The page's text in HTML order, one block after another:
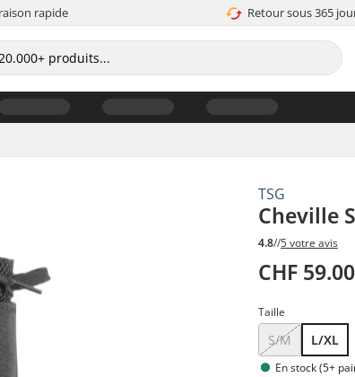
rapide Retour sous 365
TSG
Cheville
4.8//5 votre avis
CHF 59.00
Taille
S/M L/XL
En stock (5+